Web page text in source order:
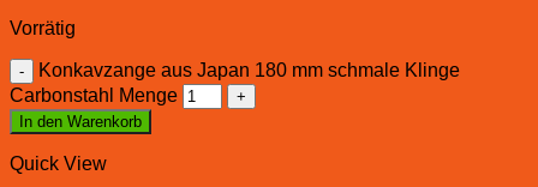
Vorrätig
Konkavzange aus Japan 180 mm schmale Klinge
Carbonstahl Menge
In den Warenkorb
Quick View